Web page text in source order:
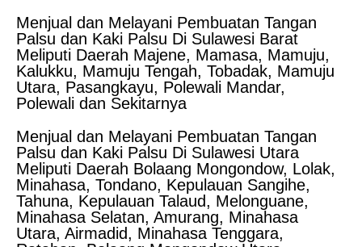
Menjual dan Melayani Pembuatan Tangan
Palsu dan Kaki Palsu Di Sulawesi Barat
Meliputi Daerah Majene, Mamasa, Mamuju,
Kalukku, Mamuju Tengah, Tobadak, Mamuju
Utara, Pasangkayu, Polewali Mandar,
Polewali dan Sekitarnya
Menjual dan Melayani Pembuatan Tangan
Palsu dan Kaki Palsu Di Sulawesi Utara
Meliputi Daerah Bolaang Mongondow, Lolak,
Minahasa, Tondano, Kepulauan Sangihe,
Tahuna, Kepulauan Talaud, Melonguane,
Minahasa Selatan, Amurang, Minahasa
Utara, Airmadid, Minahasa Tenggara,